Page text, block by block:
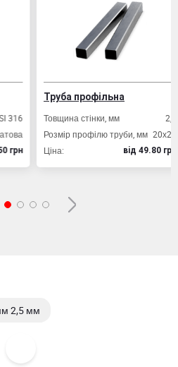
Труба профільна
Товщина стінки, мм
2,0
Розмір профілю труби, мм 20х20
Ціна:
вiд 49.80 грн
2,5 мм